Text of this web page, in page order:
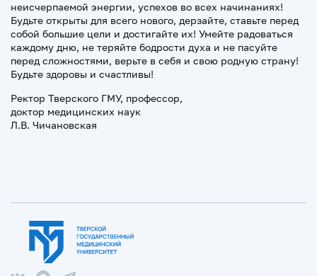
неисчерпаемой энергии, успехов во всех начинаниях!
Будьте открыты для всего нового, дерзайте, ставьте перед
собой большие цели и достигайте их! Умейте радоваться
каждому дню, не теряйте бодрости духа и не пасуйте
перед сложностями, верьте в себя и свою родную страну!
Будьте здоровы и счастливы!
Ректор Тверского ГМУ, профессор,
доктор медицинских наук
Л.В. Чичановская